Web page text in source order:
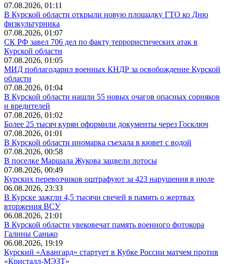
07.08.2026, 01:11
В Курской области открыли новую площадку ГТО ко Дню
физкультурника
07.08.2026, 01:07
СК РФ завел 706 дел по факту террористических атак в
Курской области
07.08.2026, 01:05
МИД поблагодарил военных КНДР за освобождение Курской
области
07.08.2026, 01:04
В Курской области нашли 55 новых очагов опасных сорняков
и вредителей
07.08.2026, 01:02
Более 25 тысяч курян оформили документы через Госключ
07.08.2026, 01:01
В Курской области иномарка съехала в кювет с водой
07.08.2026, 00:58
В поселке Маршала Жукова зацвели лотосы
07.08.2026, 00:49
Курских перевозчиков оштрафуют за 423 нарушения в июле
06.08.2026, 23:33
В Курске зажгли 4,5 тысячи свечей в память о жертвах
вторжения ВСУ
06.08.2026, 21:01
В Курской области увековечат память военного фотокора
Галины Санько
06.08.2026, 19:19
Курский «Авангард» стартует в Кубке России матчем против
«Кристалл-МЭЗТ»